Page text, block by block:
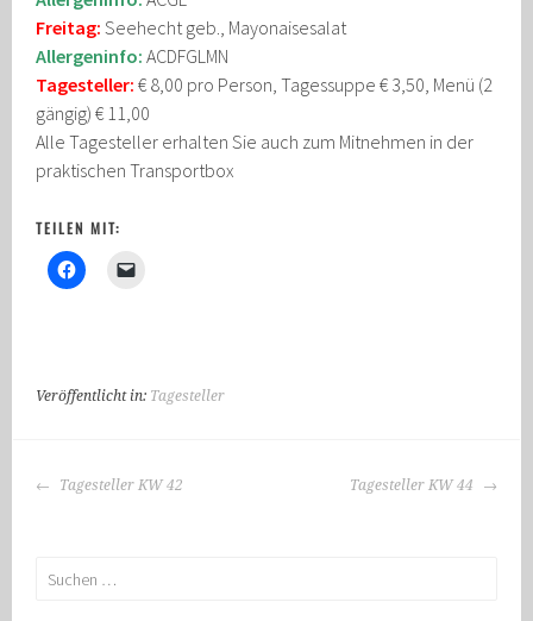
Freitag:Seehecht geb., Mayonaisesalat
Allergeninfo:ACDFGLMN
Tagesteller: € 8,00 pro Person, Tagessuppe € 3,50, Menü (2
gängig) € 11,00
Alle Tagesteller erhalten Sie auch zum Mitnehmen in der
praktischen Transportbox
TEILEN MIT:
Veröffentlicht in: Tagesteller
BEITRAGS-
Tagesteller KW 42 Tagesteller KW 44
Suchen